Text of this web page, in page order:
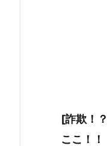
[詐欺！
ここ！！